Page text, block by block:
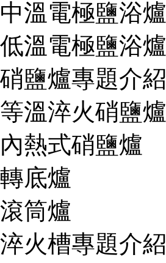
中溫電極鹽浴爐
低溫電極鹽浴爐
硝鹽爐專題介紹
等溫淬火硝鹽爐
內熱式硝鹽爐
轉底爐
滾筒爐
淬火槽專題介紹